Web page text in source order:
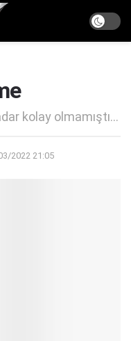
kolay olmamıştı...
2022 21:05